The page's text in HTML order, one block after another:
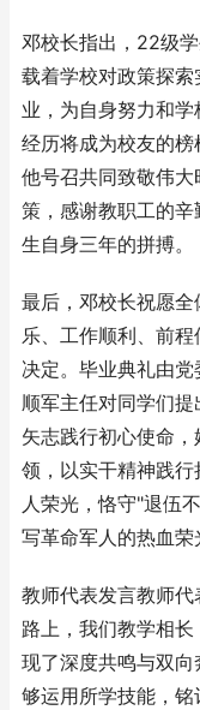
邓校长指出，22级
载着学校对政策探
业，为自身努力和
经历将成为校友的榜
他号召共同致敬伟
策，感谢教职工的
生自身三年的拼搏。
最后，邓校长祝愿
乐、工作顺利、前
决定。毕业典礼由
顺军主任对同学们提
矢志践行初心使命
领，以实干精神践
人荣光，恪守"退伍
写革命军人的热血荣
教师代表发言教师
路上，我们教学相
现了深度共鸣与双
够运用所学技能，铭